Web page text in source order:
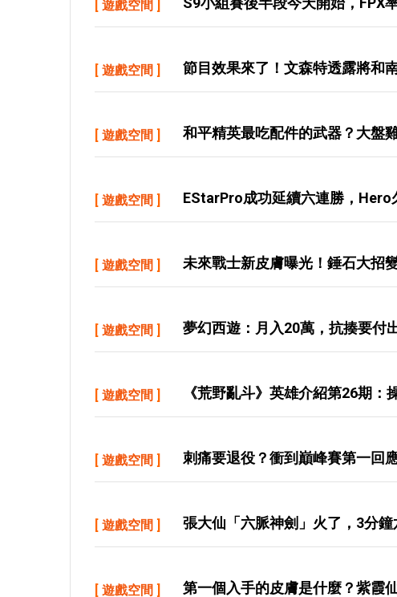
[ 遊戲空間 ]
[ 遊戲空間 ] 節目效果來了！文森特透露將和
[ 遊戲空間 ] 和平精英最吃配件的武器？大盤
[ 遊戲空間 ] EStarPro成功延續六連勝，Hero
[ 遊戲空間 ] 未來戰士新皮膚曝光！錘石大招
[ 遊戲空間 ] 夢幻西遊：月入20萬，抗揍要付
[ 遊戲空間 ] 《荒野亂斗》英雄介紹第26期：
[ 遊戲空間 ] 刺痛要退役？衝到巔峰賽第一回
[ 遊戲空間 ] 張大仙「六脈神劍」火了，3分
[ 遊戲空間 ] 第一個入手的皮膚是什麼？紫霞